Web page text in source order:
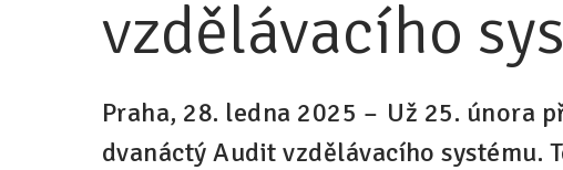
vzdělávacího
Praha, 28. ledna 2025 –⁠⁠⁠⁠⁠⁠ Už 25. února
dvanáctý Audit vzdělávacího systému.